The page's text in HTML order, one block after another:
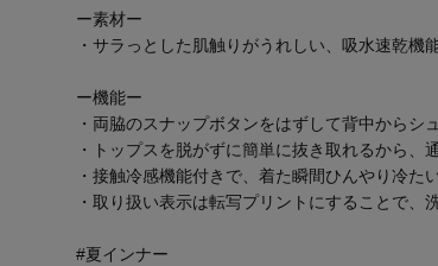
ー素材ー
・サラっとした肌触りがうれしい、吸水速乾機
ー機能ー
・両脇のスナップボタンをはずして背中からシ
・トップスを脱がずに簡単に抜き取れるから
・接触冷感機能付きで、着た瞬間ひんやり冷た
・取り扱い表示は転写プリントにすることで、
#夏インナー